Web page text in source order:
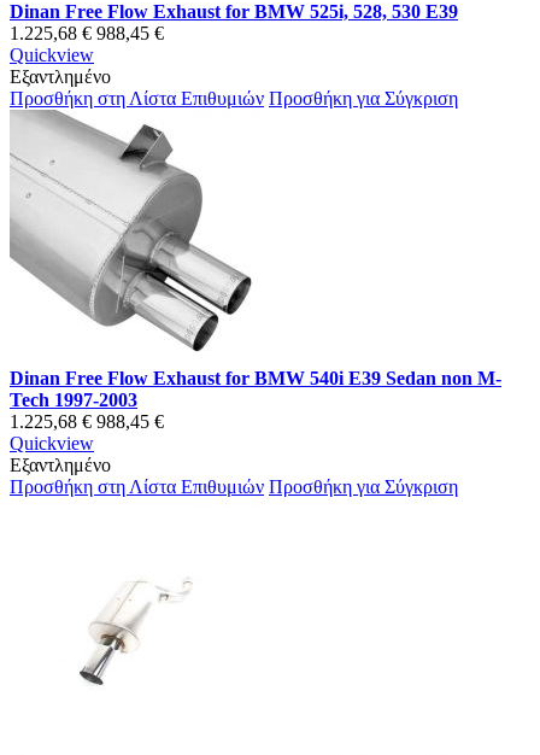
Dinan Free Flow Exhaust for BMW 525i, 528, 530 E39
1.225,68 € 988,45 €
Quickview
Εξαντλημένο
Προσθήκη στη Λίστα Επιθυμιών Προσθήκη για Σύγκριση
Dinan Free Flow Exhaust for BMW 540i E39 Sedan non M-
Tech 1997-2003
1.225,68 € 988,45 €
Quickview
Εξαντλημένο
Προσθήκη στη Λίστα Επιθυμιών Προσθήκη για Σύγκριση